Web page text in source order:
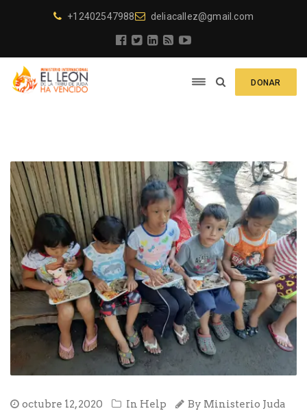
+12402547988 deliacallez@gmail.com
DONAR
octubre 12, 2020 In Help By Ministerio Juda